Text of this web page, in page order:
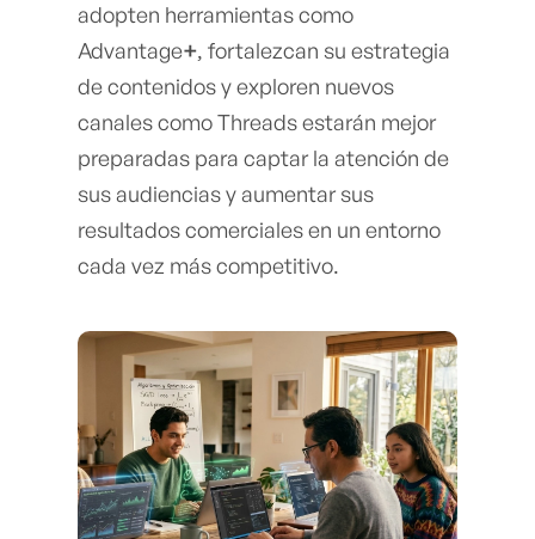
adopten herramientas como
Advantage+, fortalezcan su estrategia
de contenidos y exploren nuevos
canales como Threads estarán mejor
preparadas para captar la atención de
sus audiencias y aumentar sus
resultados comerciales en un entorno
cada vez más competitivo.